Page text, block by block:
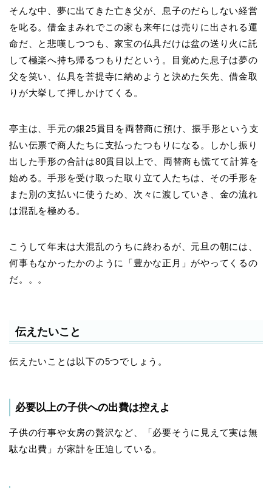
そんな中、夢に出てきた亡き父が、息子のだらしない経営
を叱る。借金まみれでこの家も来年には売りに出される運
命だ、と悲嘆しつつも、家宝の仏具だけは盆の送り火に託
して極楽へ持ち帰るつもりだという。目覚めた息子は夢の
父を笑い、仏具を菩提寺に納めようと決めた矢先、借金取
りが大挙して押しかけてくる。
亭主は、手元の銀25貫目を両替商に預け、振手形という支
払い伝票で商人たちに支払ったつもりになる。しかし振り
出した手形の合計は80貫目以上で、両替商も慌てて計算を
始める。手形を受け取った取り立て人たちは、その手形を
また別の支払いに使うため、次々に渡していき、金の流れ
は混乱を極める。
こうして年末は大混乱のうちに終わるが、元旦の朝には、
何事もなかったかのように「豊かな正月」がやってくるの
だ。。。
伝えたいこと
伝えたいことは以下の5つでしょう。
必要以上の子供への出費は控えよ
子供の行事や女房の贅沢など、「必要そうに見えて実は無
駄な出費」が家計を圧迫している。